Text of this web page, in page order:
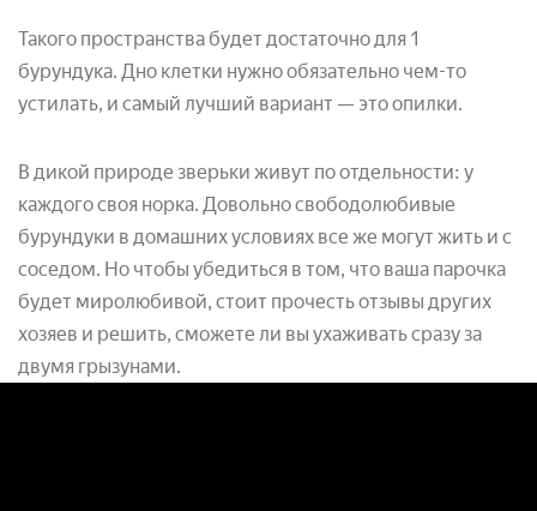
Такого пространства будет достаточно для 1
бурундука. Дно клетки нужно обязательно чем-то
устилать, и самый лучший вариант — это опилки.
В дикой природе зверьки живут по отдельности: у
каждого своя норка. Довольно свободолюбивые
бурундуки в домашних условиях все же могут жить и с
соседом. Но чтобы убедиться в том, что ваша парочка
будет миролюбивой, стоит прочесть отзывы других
хозяев и решить, сможете ли вы ухаживать сразу за
двумя грызунами.